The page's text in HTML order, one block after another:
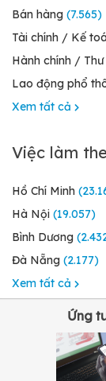
Bán hàng (7.565)
Tài chính / Kế
Hành chính /
Lao động phổ
Xem tất cả
Việc làm
Hồ Chí Minh
Hà Nội (19.057)
Bình Dương
Đà Nẵng (2.177)
Xem tất cả
Ứng